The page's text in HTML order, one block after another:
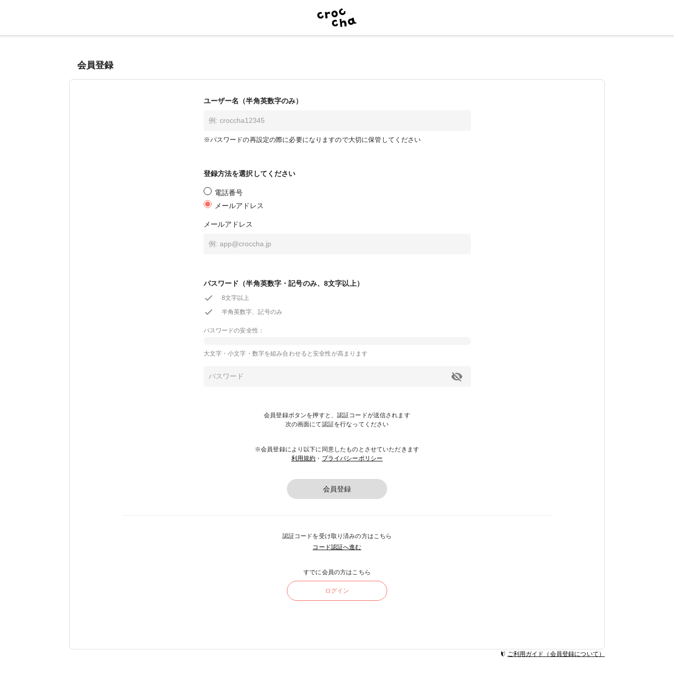
会員登録
ユーザー名（半角英数字のみ）
※パスワードの再設定の際に必要になりますので大切に保管してください
登録方法を選択してください
電話番号
メールアドレス
メールアドレス
パスワード（半角英数字・記号のみ、8文字以上）
8文字以上
半角英数字、記号のみ
パスワードの安全性：
大文字・小文字・数字を組み合わせると安全性が高まります
会員登録ボタンを押すと、認証コードが送信されます
次の画面にて認証を行なってください
※会員登録により以下に同意したものとさせていただきます
利用規約 ・ プライバシーポリシー
会員登録
認証コードを受け取り済みの方はこちら
コード認証へ進む
すでに会員の方はこちら
ログイン
ご利用ガイド（会員登録について）